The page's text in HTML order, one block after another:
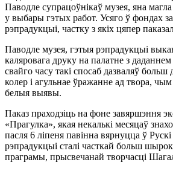
Паводле супрацоўнікаў музея, яна магла
у выбары гэтых работ. Усяго ў фондах
рэпрадукцыі, частку з якіх цяпер
Паводле музея, гэтыя рэпрадукцыі
каляровага друку на палатне з
свайго часу такі спосаб дазваляў больш
колер і агульнае ўражанне ад твора,
белыя выявы.
Паказ праходзіць на фоне завяршэння
«Прагулка», якая некалькі месяцаў
пасля 6 ліпеня павінна вярнуцца ў
рэпрадукцыі сталі часткай больш
праграмы, прысвечанай творчасці